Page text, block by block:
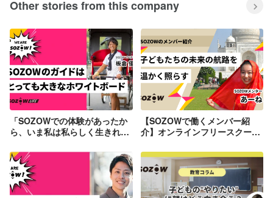
Other stories from this company
「SOZOWでの体験があったか
ら、いま私は私らしく生きれて
増やしたい。
【SOZOWで働くメンバー紹
介】オンラインフリースクール
ー」